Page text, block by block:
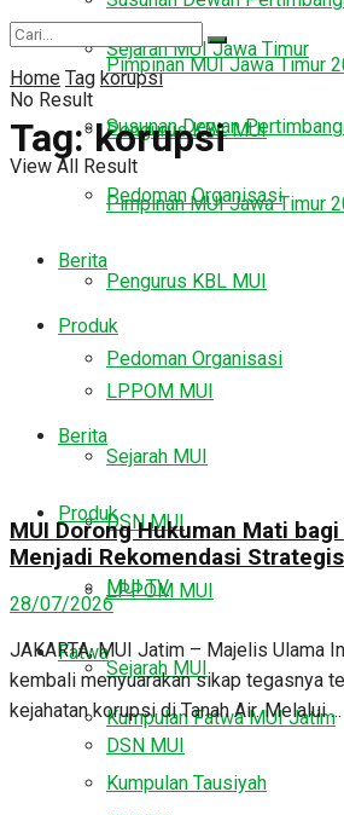
Pimpinan MUI Jawa Timur
Pengurus KBL MUI
Pedoman Organisasi
Berita
Produk
LPPOM MUI
Sejarah MUI
DSN MUI
MUI TV
Fatwa
Kumpulan Fatwa MUI Jatim
Kumpulan Tausiyah
Sejarah MUI Jawa Timur
Susunan Dewan
Pimpinan MUI Jawa Timur
Pengurus KBL MUI
Pedoman Organisasi
Berita
Produk
LPPOM MUI
Sejarah MUI
DSN MUI
No Result
View All Result
Home Tag korupsi
Tag:korupsi
MUI Dorong Hukuman Mati
Menjadi Rekomendasi
28/07/2026
JAKARTA, MUI Jatim – Majelis Ulama
kembali menyuarakan sikap tegasnya
kejahatan korupsi di Tanah Air. Melalui ...